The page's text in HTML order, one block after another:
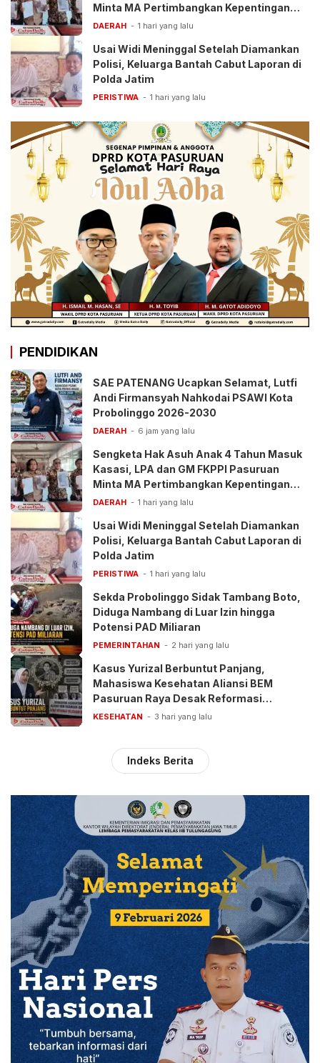
Minta MA Pertimbangkan Kepentingan
Anak
DAERAH 1 hari yang lalu
Usai Widi Meninggal Setelah Diamankan
Polisi, Keluarga Bantah Cabut Laporan di
Polda Jatim
PERISTIWA 1 hari yang lalu
PENDIDIKAN
SAE PATENANG Ucapkan Selamat, Lutfi
Andi Firmansyah Nahkodai PSAWI Kota
Probolinggo 2026-2030
DAERAH 6 jam yang lalu
Sengketa Hak Asuh Anak 4 Tahun Masuk
Kasasi, LPA dan GM FKPPI Pasuruan
Minta MA Pertimbangkan Kepentingan
Anak
DAERAH 1 hari yang lalu
Usai Widi Meninggal Setelah Diamankan
Polisi, Keluarga Bantah Cabut Laporan di
Polda Jatim
PERISTIWA 1 hari yang lalu
Sekda Probolinggo Sidak Tambang Boto,
Diduga Nambang di Luar Izin hingga
Potensi PAD Miliaran
PEMERINTAHAN 2 hari yang lalu
Kasus Yurizal Berbuntut Panjang,
Mahasiswa Kesehatan Aliansi BEM
Pasuruan Raya Desak Reformasi
Pelayanan BPJS
KESEHATAN 3 hari yang lalu
Indeks Berita